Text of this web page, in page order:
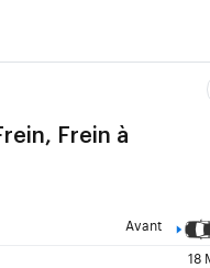
Frein à
Avant
18